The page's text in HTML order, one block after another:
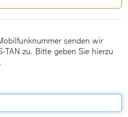
senden wir
TAN zu. Bitte geben Sie hierzu